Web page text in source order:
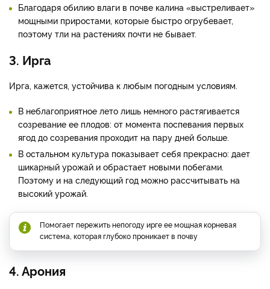
Благодаря обилию влаги в почве калина «выстреливает»
мощными приростами, которые быстро огрубевает,
поэтому тли на растениях почти не бывает.
3. Ирга
Ирга, кажется, устойчива к любым погодным условиям.
В неблагоприятное лето лишь немного растягивается
созревание ее плодов: от момента поспевания первых
ягод до созревания проходит на пару дней больше.
В остальном культура показывает себя прекрасно: дает
шикарный урожай и обрастает новыми побегами.
Поэтому и на следующий год можно рассчитывать на
высокий урожай.
Помогает пережить непогоду ирге ее мощная корневая
система, которая глубоко проникает в почву
4. Арония